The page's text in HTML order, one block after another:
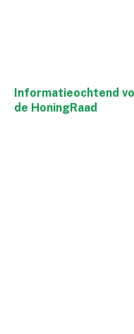
Informatieochtend
de HoningRaad